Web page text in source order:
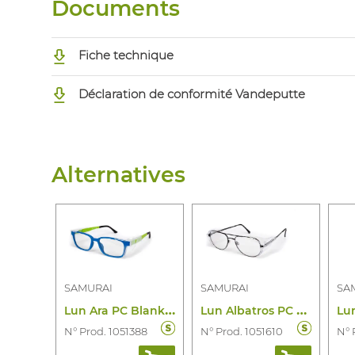
Documents
Fiche technique
Déclaration de conformité Vandeputte
Alternatives
SAMURAI
L
un Ara PC Blank 52-18
N° Prod. 1051388
SAMURAI
L
un Albatros PC Blank 53-17
N° Prod. 1051610 N°